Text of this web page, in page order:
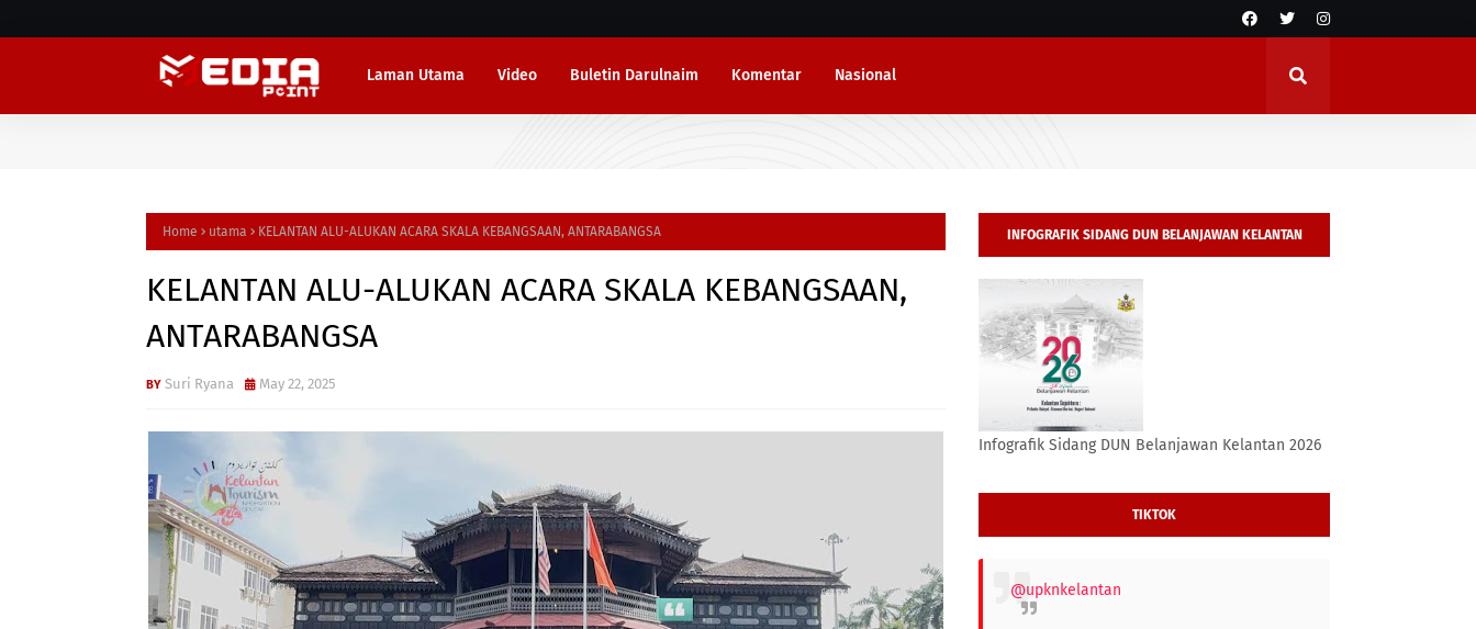
Laman Utama Video Buletin Darulnaim Komentar Nasional
Home utama KELANTAN ALU-ALUKAN ACARA SKALA KEBANGSAAN, ANTARABANGSA
KELANTAN ALU-ALUKAN ACARA SKALA KEBANGSAAN,
ANTARABANGSA
Suri Ryana May 22, 2025
INFOGRAFIK SIDANG DUN BELANJAWAN KELANTAN
2026
Infografik Sidang DUN Belanjawan Kelantan 2026
TIKTOK
@upknkelantan